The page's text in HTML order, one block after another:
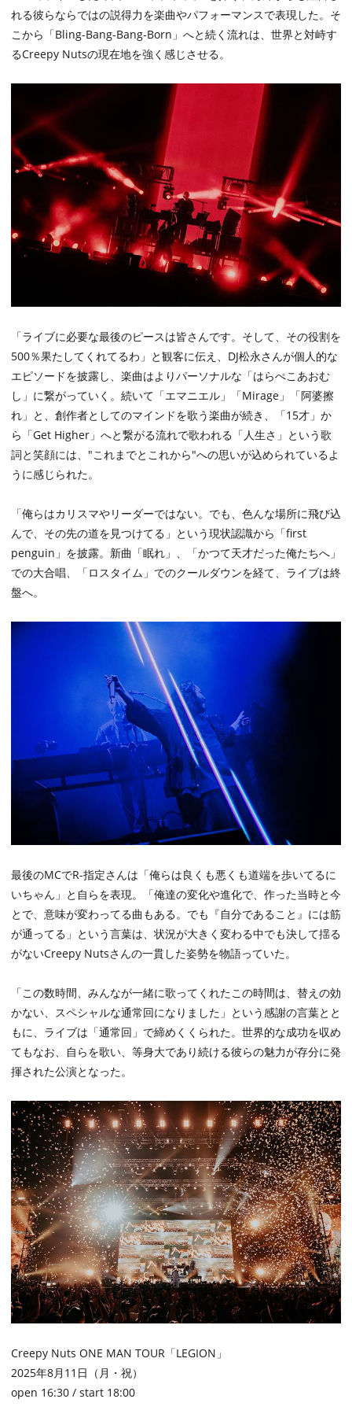
れる彼らならではの説得力を楽曲やパフォーマンスで表現した。そ
こから「Bling-Bang-Bang-Born」へと続く流れは、世界と対峙す
るCreepy Nutsの現在地を強く感じさせる。
「ライブに必要な最後のピースは皆さんです。そして、その役割を
500％果たしてくれてるわ」と観客に伝え、DJ松永さんが個人的な
エピソードを披露し、楽曲はよりパーソナルな「はらぺこあおむ
し」に繋がっていく。続いて「エマニエル」「Mirage」「阿婆擦
れ」と、創作者としてのマインドを歌う楽曲が続き、「15才」か
ら「Get Higher」へと繋がる流れで歌われる「人生さ」という歌
詞と笑顔には、"これまでとこれから"への思いが込められているよ
うに感じられた。
「俺らはカリスマやリーダーではない。でも、色んな場所に飛び込
んで、その先の道を見つけてる」という現状認識から「first
penguin」を披露。新曲「眠れ」、「かつて天才だった俺たちへ」
での大合唱、「ロスタイム」でのクールダウンを経て、ライブは終
盤へ。
最後のMCでR-指定さんは「俺らは良くも悪くも道端を歩いてるに
いちゃん」と自らを表現。「俺達の変化や進化で、作った当時と今
とで、意味が変わってる曲もある。でも『自分であること』には筋
が通ってる」という言葉は、状況が大きく変わる中でも決して揺る
がないCreepy Nutsさんの一貫した姿勢を物語っていた。
「この数時間、みんなが一緒に歌ってくれたこの時間は、替えの効
かない、スペシャルな通常回になりました」という感謝の言葉とと
もに、ライブは「通常回」で締めくくられた。世界的な成功を収め
てもなお、自らを歌い、等身大であり続ける彼らの魅力が存分に発
揮された公演となった。
Creepy Nuts ONE MAN TOUR「LEGION」
2025年8月11日（月・祝）
open 16:30 / start 18:00